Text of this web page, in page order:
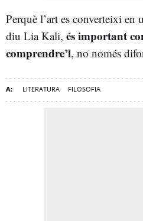
Perquè l’art es converteixi en
diu Lia Kali, és important
comprendre’l, no només
LITERATURA FILOSOFIA